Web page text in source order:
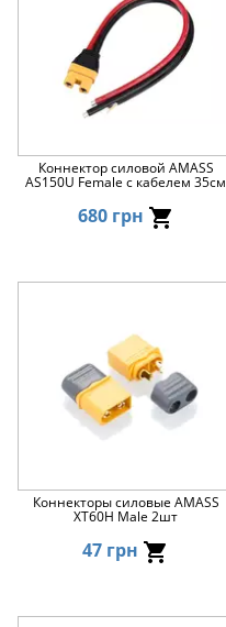
Коннектор силовой AMASS
AS150U Female с кабелем 35см
680 грн
Коннекторы силовые AMASS
XT60H Male 2шт
47 грн